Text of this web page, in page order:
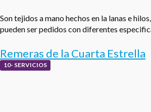
Son tejidos a mano hechos en la lanas e
pueden ser pedidos con diferentes
Remeras de la Cuarta Estrella
10- SERVICIOS